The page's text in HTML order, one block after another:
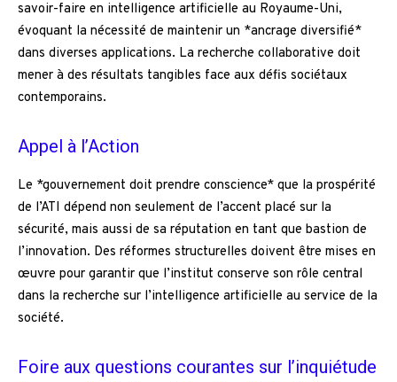
savoir-faire en intelligence artificielle au Royaume-Uni,
évoquant la nécessité de maintenir un *ancrage diversifié*
dans diverses applications. La recherche collaborative doit
mener à des résultats tangibles face aux défis sociétaux
contemporains.
Appel à l’Action
Le *gouvernement doit prendre conscience* que la prospérité
de l’ATI dépend non seulement de l’accent placé sur la
sécurité, mais aussi de sa réputation en tant que bastion de
l’innovation. Des réformes structurelles doivent être mises en
œuvre pour garantir que l’institut conserve son rôle central
dans la recherche sur l’intelligence artificielle au service de la
société.
Foire aux questions courantes sur l’inquiétude